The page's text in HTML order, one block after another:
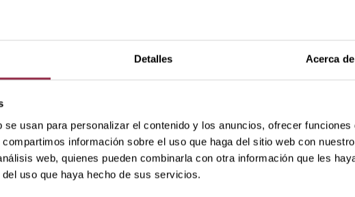
Detalles Acerca
usan para personalizar el contenido y los anuncios, ofrecer funciones
información sobre el uso que haga del sitio web con
web, quienes pueden combinarla con otra información que les
uso que haya hecho de sus servicios.
en la
de DORMA-Glas.
de puertas correderas
desde el punto